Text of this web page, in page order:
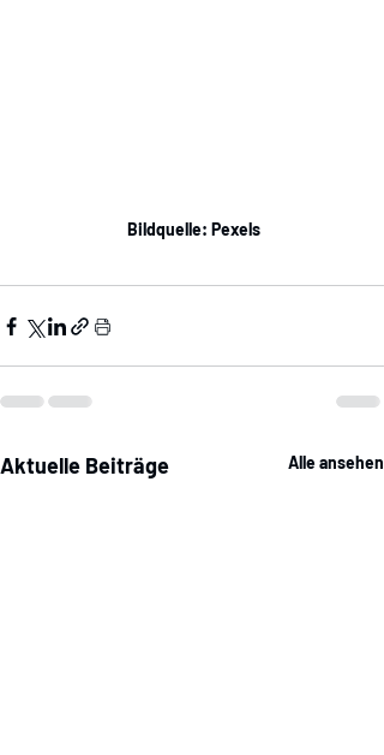
Bildquelle: Pexels
Aktuelle Beiträge Alle ansehen